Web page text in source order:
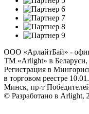
ООО «АрлайтБай» -
ТМ «Arlight» в
Регистрация в
в торговом реестре
Минск, пр-т
© Разработано в Arlight,